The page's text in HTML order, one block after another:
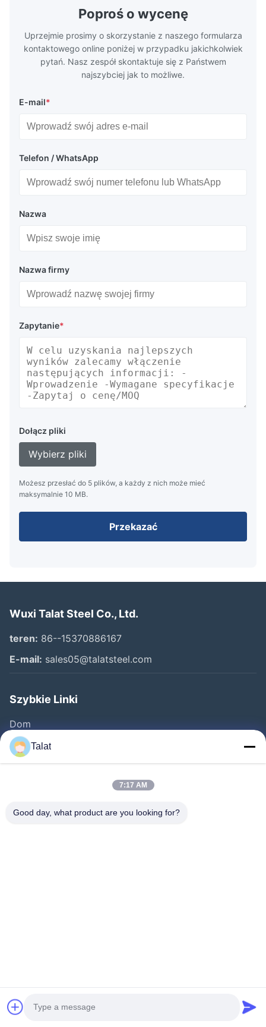
Poproś o wycenę
Uprzejmie prosimy o skorzystanie z naszego formularza
kontaktowego online poniżej w przypadku jakichkolwiek
pytań. Nasz zespół skontaktuje się z Państwem
najszybciej jak to możliwe.
E-mail*
Telefon / WhatsApp
Nazwa
Nazwa firmy
Zapytanie*
Dołącz pliki
Wybierz pliki
Możesz przesłać do 5 plików, a każdy z nich może mieć
maksymalnie 10 MB.
Przekazać
Wuxi Talat Steel Co., Ltd.
teren: 86--15370886167
E-mail: sales05@talatsteel.com
Szybkie Linki
Dom
Produkty
O Nas
Kontrola Jakości
©2026- Wuxi Talat Steel Co., Ltd.. Wszystkie. Prawa zastrzeżone.
Talat
7:17 AM
Good day, what product are you looking for?